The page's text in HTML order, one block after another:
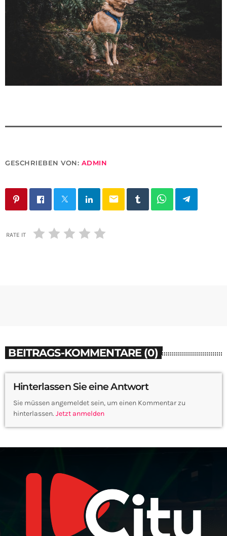
GESCHRIEBEN VON: ADMIN
email
RATE IT
BEITRAGS-KOMMENTARE (0)
Hinterlassen Sie eine Antwort
Sie müssen angemeldet sein, um einen Kommentar zu
hinterlassen. Jetzt anmelden